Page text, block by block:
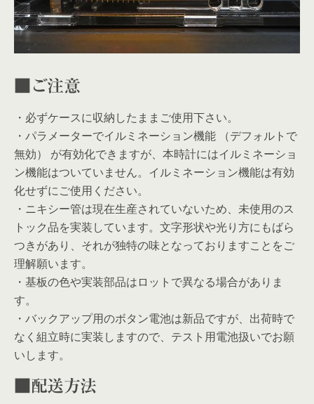
■ご注意
・必ずケースに収納したままご使用下さい。
・パラメーターでイルミネーション機能 （デフォルトで
無効） が有効化できますが、本時計にはイルミネーショ
ン機能はついていません。イルミネーション機能は有効
化せずにご使用ください。
・ニキシー管は現在生産されていないため、未使用のス
トック品を実装しています。文字形状や光り方にもばら
つきがあり、それが独特の味となっておりますことをご
理解願います。
・基板の色や実装部品はロットで異なる場合がありま
す。
・バックアップ用のボタン電池は新品ですが、出荷時で
なく組立時に実装しますので、テスト用電池扱いでお願
いします。
■配送方法